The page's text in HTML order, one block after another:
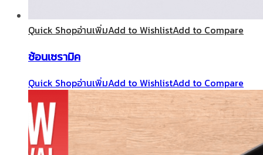
Quick Shopอ่านเพิ่มAdd to WishlistAdd to Compare
ช้อนเซรามิค
Quick Shopอ่านเพิ่มAdd to WishlistAdd to Compare